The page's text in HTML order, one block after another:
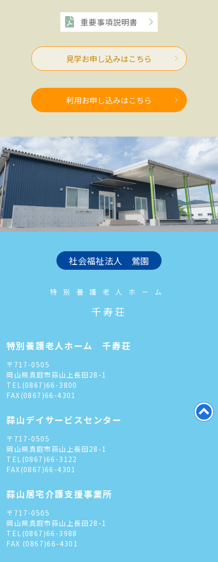
重要事項説明書
見学お申し込みはこちら
利用お申し込みはこちら
社会福祉法人 鶯園
特別養護老人ホーム
千寿荘
特別養護老人ホーム 千寿荘
〒717-0505
岡山県真庭市蒜山上長田28-1
TEL(0867)66-3800
FAX(0867)66-4301
蒜山デイサービスセンター
〒717-0505
岡山県真庭市蒜山上長田28-1
TEL(0867)66-3122
FAX(0867)66-4301
蒜山居宅介護支援事業所
〒717-0505
岡山県真庭市蒜山上長田28-1
TEL(0867)66-3988
FAX (0867)66-4301